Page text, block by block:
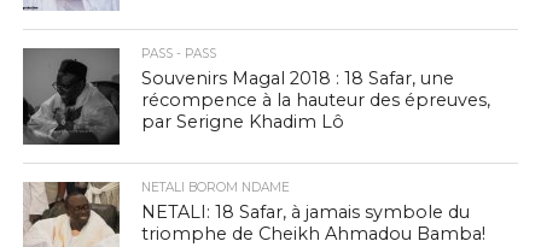
PASS - PASS
Souvenirs Magal 2018 : 18 Safar, une
récompence à la hauteur des épreuves,
par Serigne Khadim Lô
NETALI BOROM NDAME
NETALI: 18 Safar, à jamais symbole du
triomphe de Cheikh Ahmadou Bamba!